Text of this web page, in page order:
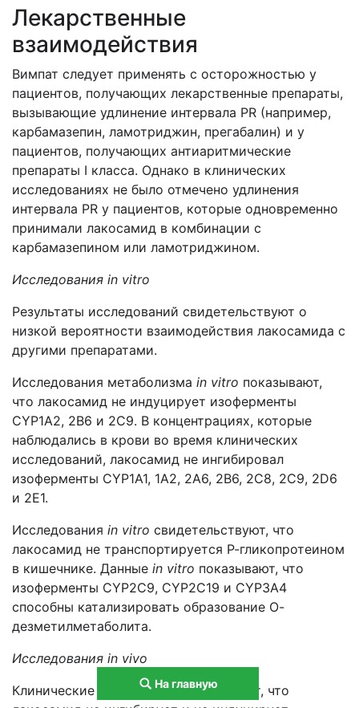
Лекарственные
взаимодействия
Вимпат следует применять с осторожностью у
пациентов, получающих лекарственные препараты,
вызывающие удлинение интервала PR (например,
карбамазепин, ламотриджин, прегабалин) и у
пациентов, получающих антиаритмические
препараты I класса. Однако в клинических
исследованиях не было отмечено удлинения
интервала PR у пациентов, которые одновременно
принимали лакосамид в комбинации с
карбамазепином или ламотриджином.
Исследования in vitro
Результаты исследований свидетельствуют о
низкой вероятности взаимодействия лакосамида с
другими препаратами.
Исследования метаболизма in vitro показывают,
что лакосамид не индуцирует изоферменты
CYP1A2, 2B6 и 2C9. В концентрациях, которые
наблюдались в крови во время клинических
исследований, лакосамид не ингибировал
изоферменты CYP1A1, 1A2, 2A6, 2B6, 2C8, 2C9, 2D6
и 2E1.
Исследования in vitro свидетельствуют, что
лакосамид не транспортируется Р-гликопротеином
в кишечнике. Данные in vitro показывают, что
изоферменты CYP2C9, CYP2C19 и CYP3A4
способны катализировать образование О-
дезметилметаболита.
Исследования in vivo
Клинические данные свидетельствуют, что
На главную